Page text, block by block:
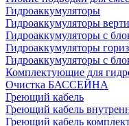
Гидроаккумуляторы
Гидроаккумуляторы
Гидроаккумуляторы с
Гидроаккумуляторы
Гидроаккумуляторы с
Комплектующие для
Очистка БАССЕЙНА
Греющий кабель
Греющий кабель
Греющий кабель